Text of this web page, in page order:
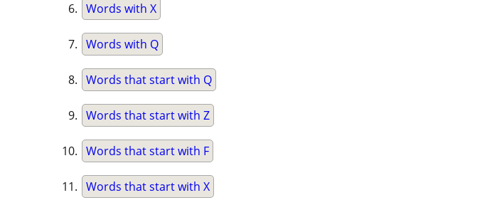
Words with X
Words with Q
Words that start with Q
Words that start with Z
Words that start with F
Words that start with X